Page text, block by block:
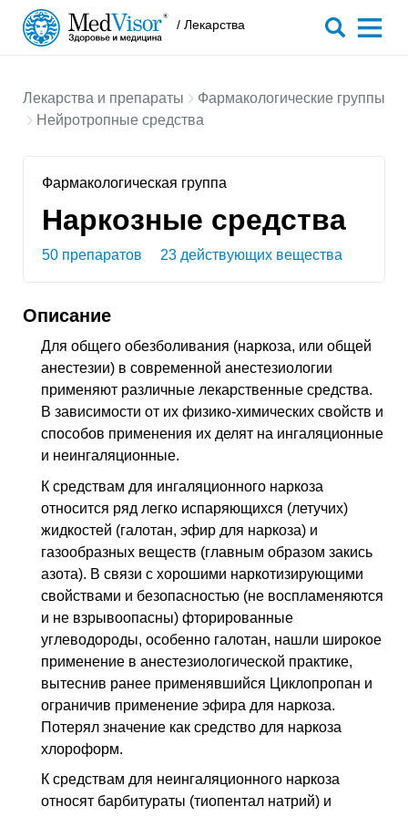
/ Лекарства
Лекарства и препараты
Фармакологические группы
Нейротропные средства
Фармакологическая группа
Наркозные средства
50 препаратов 23 действующих вещества
Описание
Для общего обезболивания (наркоза, или общей
анестезии) в современной анестезиологии
применяют различные лекарственные средства.
В зависимости от их физико-химических свойств и
способов применения их делят на ингаляционные
и неингаляционные.
К средствам для ингаляционного наркоза
относится ряд легко испаряющихся (летучих)
жидкостей (галотан, эфир для наркоза) и
газообразных веществ (главным образом закись
азота). В связи с хорошими наркотизирующими
свойствами и безопасностью (не воспламеняются
и не взрывоопасны) фторированные
углеводороды, особенно галотан, нашли широкое
применение в анестезиологической практике,
вытеснив ранее применявшийся Циклопропан и
ограничив применение эфира для наркоза.
Потерял значение как средство для наркоза
хлороформ.
К средствам для неингаляционного наркоза
относят барбитураты (тиопентал натрий) и